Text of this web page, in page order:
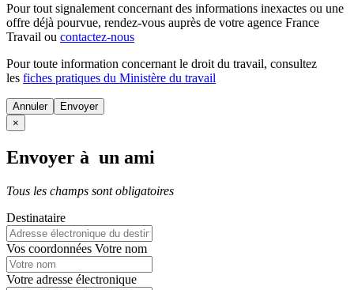
Pour tout signalement concernant des informations inexactes ou une
offre déjà pourvue, rendez-vous auprès de votre agence France
Travail ou contactez-nous
Pour toute information concernant le droit du travail, consultez
les fiches pratiques du Ministère du travail
Annuler
×
Envoyer à un ami
Tous les champs sont obligatoires
Destinataire
Vos coordonnées Votre nom
Votre adresse électronique